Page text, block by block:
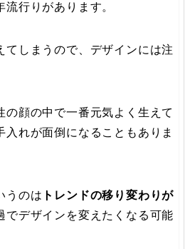
行りがあります。
てしまうので、デザインには注
の顔の中で一番元気よく生えて
入れが面倒になることもありま
うのは トレンドの移り変わりが
でデザインを変えたくなる可能